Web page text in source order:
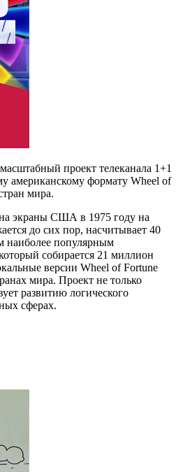
проект телеканала 1+1
американскому формату Wheel of
мира.
экраны США в 1975 году на
до сих пор, насчитывает 40
наиболее популярным
собирается 21 миллион
версии Wheel of Fortune
мира. Проект не только
развитию логического
сферах.